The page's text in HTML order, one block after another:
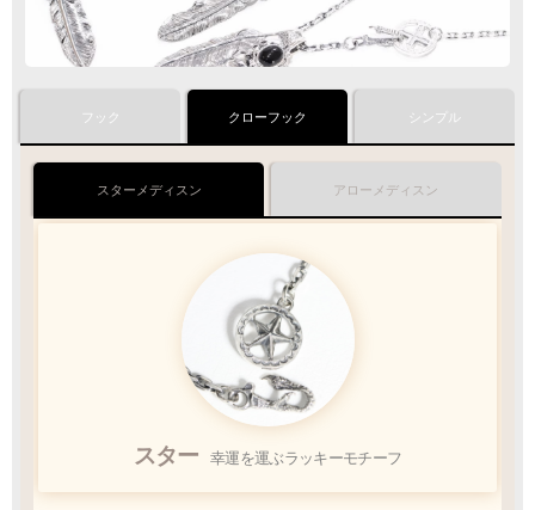
クロネコwebコレクト／カード決済
『お支払い手続き』のリンクから
カード情報をご入力下さい
ご利用回数
1回のお買い物
¥300,000迄
日以内』 にお振込をお願い致します
フック
スターフックチェーン
スター 幸運を運ぶラッキーモチーフ
アローフックチェーン
クローフック
スターメディスン
スター 幸運を運ぶラッキーモチーフ
アローメディスン
シンプル